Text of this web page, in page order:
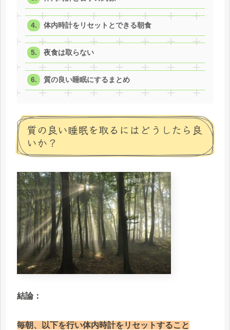
体内時計をリセットとできる朝食
夜食は取らない
質の良い睡眠にするまとめ
質の良い睡眠を取るにはどうしたら良
いか？
結論：
毎朝、以下を行い体内時計をリセットすること